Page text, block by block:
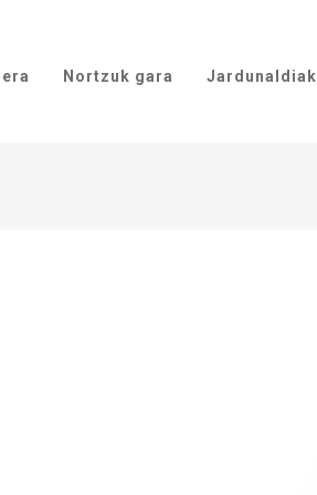
Nortzuk gara Jardunaldiak